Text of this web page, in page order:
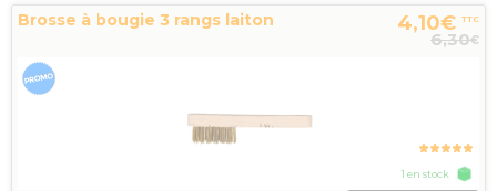
Brosse à bougie 3 rangs laiton 4,10€ TTC
6,30€
1 en stock